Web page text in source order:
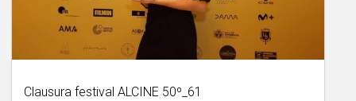
Clausura festival ALCINE 50º_61